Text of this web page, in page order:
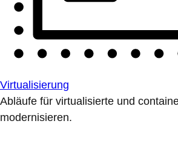
Virtualisierung
Abläufe für virtualisierte und
modernisieren.